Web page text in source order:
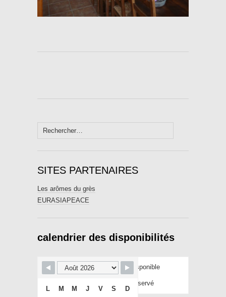
Rechercher :
SITES PARTENAIRES
Les arômes du grès
EURASIAPEACE
calendrier des disponibilités
Disponible
Réservé
L M M J V S D